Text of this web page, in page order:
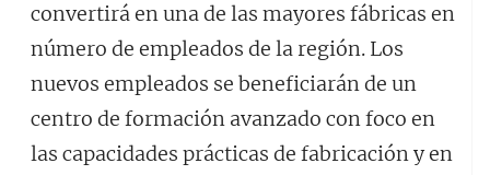
convertirá en una de las mayores fábricas en
número de empleados de la región. Los
nuevos empleados se beneficiarán de un
centro de formación avanzado con foco en
las capacidades prácticas de fabricación y en